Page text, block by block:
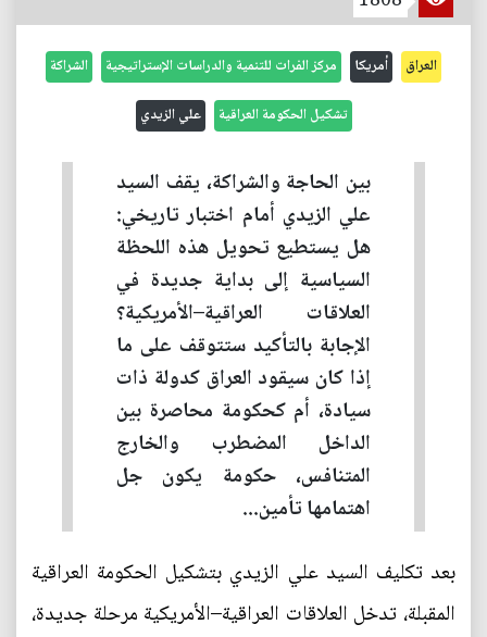
العراق أمريكا مركز الفرات للتنمية والدراسات الإستراتيجية الشراكة
تشكيل الحكومة العراقية علي الزيدي
بين الحاجة والشراكة، يقف السيد
علي الزيدي أمام اختبار تاريخي:
هل يستطيع تحويل هذه اللحظة
السياسية إلى بداية جديدة في
العلاقات العراقية–الأمريكية؟
الإجابة بالتأكيد ستتوقف على ما
إذا كان سيقود العراق كدولة ذات
سيادة، أم كحكومة محاصرة بين
الداخل المضطرب والخارج
المتنافس، حكومة يكون جل
اهتمامها تأمين...
بعد تكليف السيد علي الزيدي بتشكيل الحكومة العراقية
المقبلة، تدخل العلاقات العراقية–الأمريكية مرحلة جديدة،